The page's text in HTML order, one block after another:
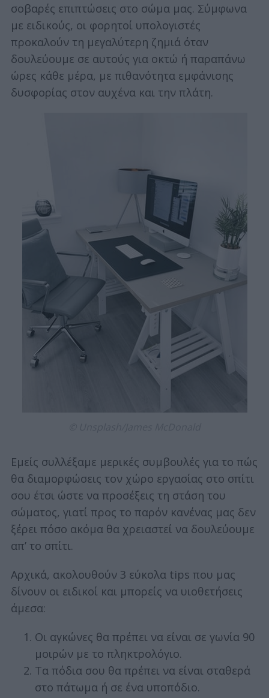
σοβαρές επιπτώσεις στο σώμα μας. Σύμφωνα
με ειδικούς, οι φορητοί υπολογιστές
προκαλούν τη μεγαλύτερη ζημιά όταν
δουλεύουμε σε αυτούς για οκτώ ή παραπάνω
ώρες κάθε μέρα, με πιθανότητα εμφάνισης
δυσφορίας στον αυχένα και την πλάτη.
Εμείς συλλέξαμε μερικές συμβουλές για το πώς
θα διαμορφώσεις τον χώρο εργασίας στο σπίτι
σου έτσι ώστε να προσέξεις τη στάση του
σώματος, γιατί προς το παρόν κανένας μας δεν
ξέρει πόσο ακόμα θα χρειαστεί να δουλεύουμε
απ’ το σπίτι.
Αρχικά, ακολουθούν 3 εύκολα tips που μας
δίνουν οι ειδικοί και μπορείς να υιοθετήσεις
άμεσα:
Οι αγκώνες θα πρέπει να είναι σε γωνία 90
μοιρών με το πληκτρολόγιο.
Τα πόδια σου θα πρέπει να είναι σταθερά
στο πάτωμα ή σε ένα υποπόδιο.